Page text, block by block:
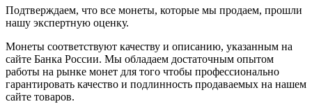
Подтверждаем, что все монеты, которые мы продаем, прошли
нашу экспертную оценку.
Монеты соответствуют качеству и описанию, указанным на
сайте Банка России. Мы обладаем достаточным опытом
работы на рынке монет для того чтобы профессионально
гарантировать качество и подлинность продаваемых на нашем
сайте товаров.